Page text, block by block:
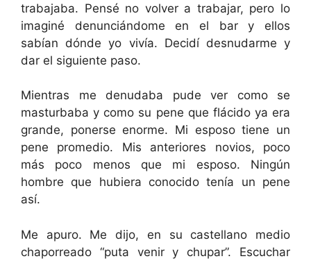
trabajaba. Pensé no volver a trabajar, pero lo
imaginé denunciándome en el bar y ellos
sabían dónde yo vivía. Decidí desnudarme y
dar el siguiente paso.
Mientras me denudaba pude ver como se
masturbaba y como su pene que flácido ya era
grande, ponerse enorme. Mi esposo tiene un
pene promedio. Mis anteriores novios, poco
más poco menos que mi esposo. Ningún
hombre que hubiera conocido tenía un pene
así.
Me apuro. Me dijo, en su castellano medio
chaporreado “puta venir y chupar”. Escuchar